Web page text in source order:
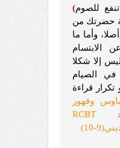
للصوم)
حضرتك من
وأما ما
الابتسام
ليس إلا شكلا
الصيام
قراءة
وقهور
الصيام ع.س.م.د RCBT
10)